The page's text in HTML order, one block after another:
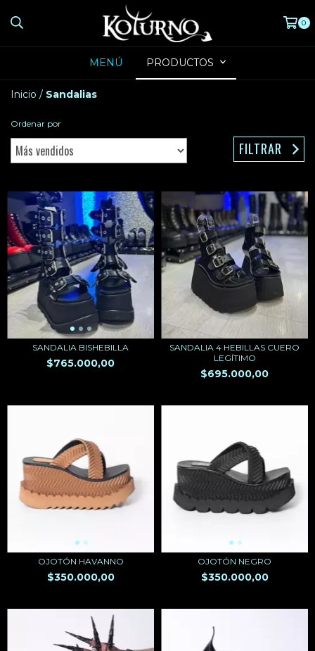
0
MENÚ PRODUCTOS
Inicio / Sandalias
Ordenar por
FILTRAR
SANDALIA BISHEBILLA
$765.000,00
SANDALIA 4 HEBILLAS CUERO
LEGÍTIMO
$695.000,00
OJOTÓN HAVANNO
$350.000,00
OJOTÓN NEGRO
$350.000,00